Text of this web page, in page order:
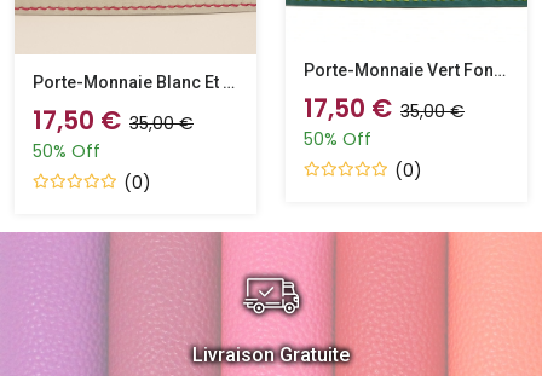
Porte-Monnaie Blanc Et Bordeaux
17,50 € 35,00 €
50% Off
(0)
Porte-Monnaie Vert Foncé Et Vert Anis
17,50 € 35,00 €
50% Off
(0)
Livraison Gratuite